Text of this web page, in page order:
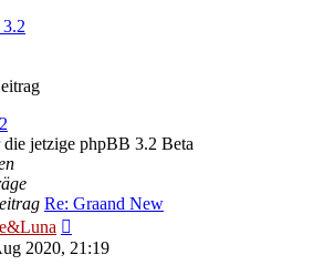
jetzige phpBB 3.2 Beta
Re: Graand New
Beitrag
2020, 21:19